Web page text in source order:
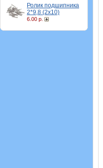
Ролик подшипника
2*9,8 (2х10)
6.00 р.